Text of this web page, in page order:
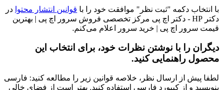
با انتخاب دکمه "ثبت نظر" موافقت خود را با قوانین انتشار محتوا در
دکتر HP - دکتر اچ پی مرکز تخصصی فروش سرور اچ پی | بهترین
قیمت سرور اچ پی | خرید سرور اعلام می‌کنم.
دیگران را با نوشتن نظرات خود، برای انتخاب این
محصول راهنمایی کنید.
لطفا پیش از ارسال نظر، خلاصه قوانین زیر را مطالعه کنید: فارسی
بنویسید و از کیبورد فارسی استفاده کنید. بهتر است از فضای خالی